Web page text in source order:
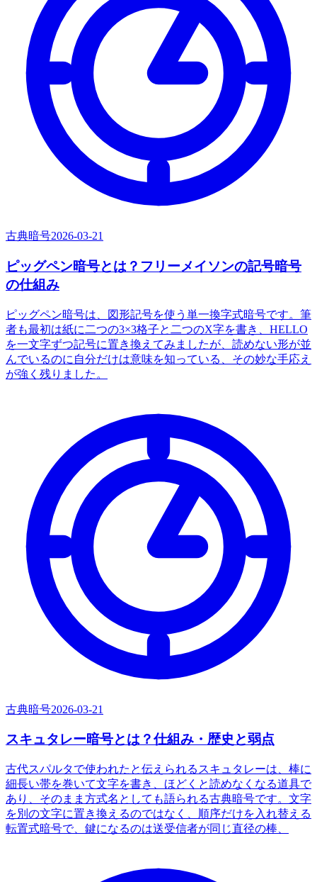
古典暗号2026-03-21
ピッグペン暗号とは？フリーメイソンの記号暗号
の仕組み
ピッグペン暗号は、図形記号を使う単一換字式暗号です。筆
者も最初は紙に二つの3×3格子と二つのX字を書き、HELLO
を一文字ずつ記号に置き換えてみましたが、読めない形が並
んでいるのに自分だけは意味を知っている、その妙な手応え
が強く残りました。
古典暗号2026-03-21
スキュタレー暗号とは？仕組み・歴史と弱点
古代スパルタで使われたと伝えられるスキュタレーは、棒に
細長い帯を巻いて文字を書き、ほどくと読めなくなる道具で
あり、そのまま方式名としても語られる古典暗号です。文字
を別の文字に置き換えるのではなく、順序だけを入れ替える
転置式暗号で、鍵になるのは送受信者が同じ直径の棒、